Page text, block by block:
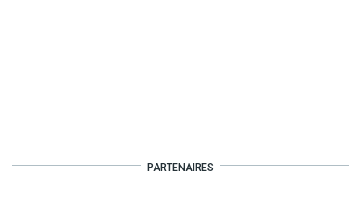
PARTENAIRES